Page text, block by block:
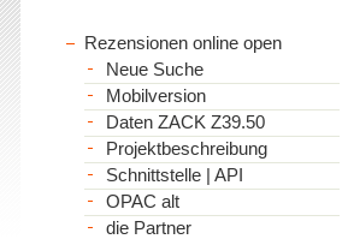
Rezensionen online open
Neue Suche
Mobilversion
Daten ZACK Z39.50
Projektbeschreibung
Schnittstelle | API
OPAC alt
die Partner